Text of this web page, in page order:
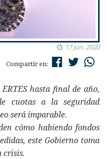
17 jun, 2020
Compartir en:
hasta final de año,
cuotas a la seguridad
será imparable.
cómo habiendo fondos
este Gobierno toma
crisis.